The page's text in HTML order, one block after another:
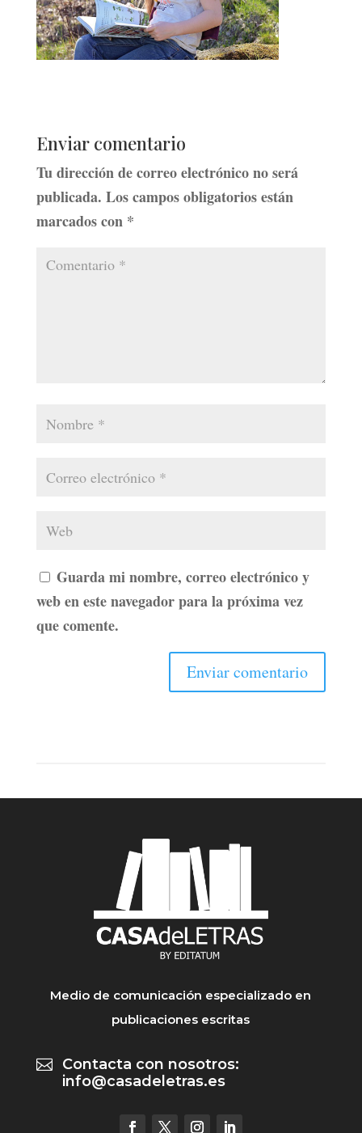
Enviar comentario
Tu dirección de correo electrónico no será
publicada. Los campos obligatorios están
marcados con *
Guarda mi nombre, correo electrónico y
web en este navegador para la próxima vez
que comente.
Medio de comunicación especializado en
publicaciones escritas

Contacta con nosotros:
info@casadeletras.es